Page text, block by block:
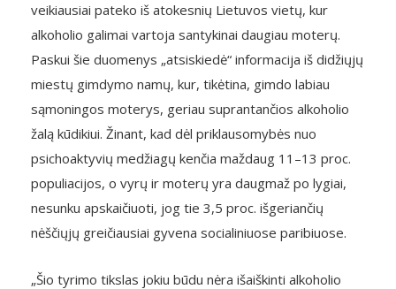
veikiausiai pateko iš atokesnių Lietuvos vietų, kur
alkoholio galimai vartoja santykinai daugiau moterų.
Paskui šie duomenys „atsiskiedė“ informacija iš didžiųjų
miestų gimdymo namų, kur, tikėtina, gimdo labiau
sąmoningos moterys, geriau suprantančios alkoholio
žalą kūdikiui. Žinant, kad dėl priklausomybės nuo
psichoaktyvių medžiagų kenčia maždaug 11–13 proc.
populiacijos, o vyrų ir moterų yra daugmaž po lygiai,
nesunku apskaičiuoti, jog tie 3,5 proc. išgeriančių
nėščiųjų greičiausiai gyvena socialiniuose paribiuose.
„Šio tyrimo tikslas jokiu būdu nėra išaiškinti alkoholio